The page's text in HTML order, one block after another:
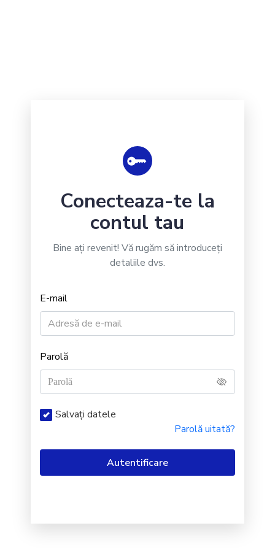
Conecteaza-te la
contul tau
Bine ați revenit! Vă rugăm să introduceți
detaliile dvs.
E-mail
Parolă
Salvați datele
Parolă uitată?